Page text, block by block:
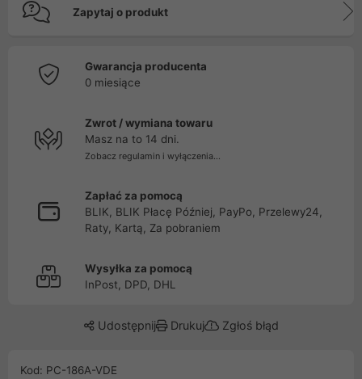
Zapytaj o produkt
Gwarancja producenta
0 miesiące
Zwrot / wymiana towaru
Masz na to 14 dni.
Zobacz regulamin i wyłączenia...
Zapłać za pomocą
BLIK, BLIK Płacę Później, PayPo, Przelewy24,
Raty, Kartą, Za pobraniem
Wysyłka za pomocą
InPost, DPD, DHL
Udostępnij Drukuj Zgłoś błąd
Kod: PC-186A-VDE